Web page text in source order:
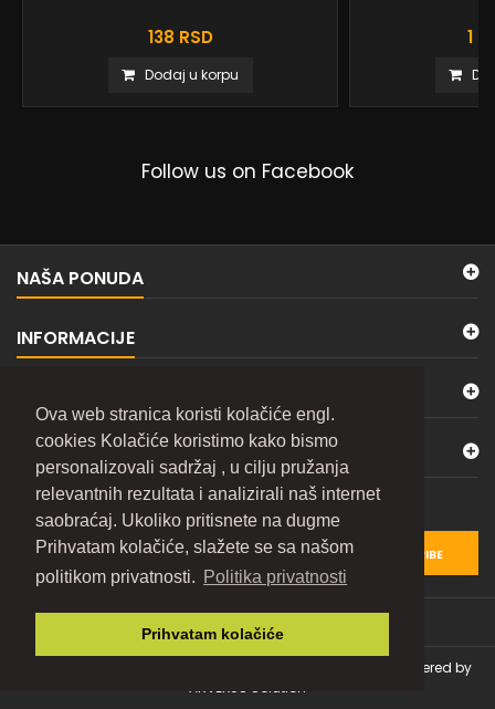
Ova web stranica koristi kolačiće engl.
cookies Kolačiće koristimo kako bismo
personalizovali sadržaj , u cilju pružanja
relevantnih rezultata i analizirali naš internet
saobraćaj. Ukoliko pritisnete na dugme
Prihvatam kolačiće, slažete se sa našom
politikom privatnosti. Politika privatnosti
Prihvatam kolačiće
138 RSD
Dodaj u korpu
1
Follow us on Facebook
NAŠA PONUDA
INFORMACIJE
© Copyright 2026 TOLSEN e-Shop. All Rights Reserved. | Powered by
ARVEXUS Solution
KONTAKTIRAJTE NAS
BILTEN
SUBSCRIBE